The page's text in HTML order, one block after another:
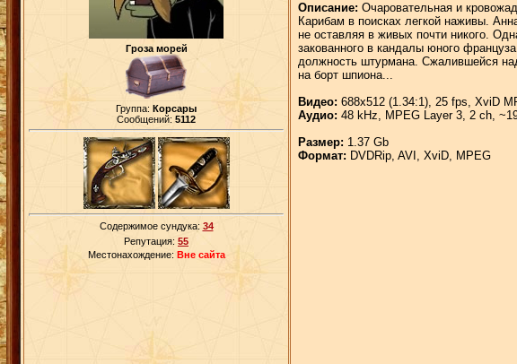
Гроза морей
Группа: Корсары
Сообщений: 5112
Содержимое сундука: 34
Репутация: 55
Местонахождение: Вне сайта
Описание: Очаровательная и
Карибам в поисках легкой наживы.
не оставляя в живых почти никого.
закованного в кандалы юного
должность штурмана. Сжалившейся
на борт шпиона...
Видео: 688x512 (1.34:1), 25 fps, XviD
Аудио: 48 kHz, MPEG Layer 3, 2 ch,
Размер: 1.37 Gb
Формат: DVDRip, AVI, XviD, MPEG